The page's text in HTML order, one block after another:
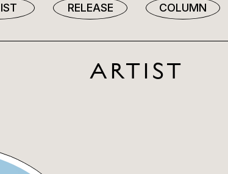
RELEASE COLUMN
ARTIST